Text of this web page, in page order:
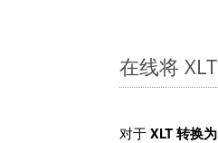
在线将
对于 XLT 转换